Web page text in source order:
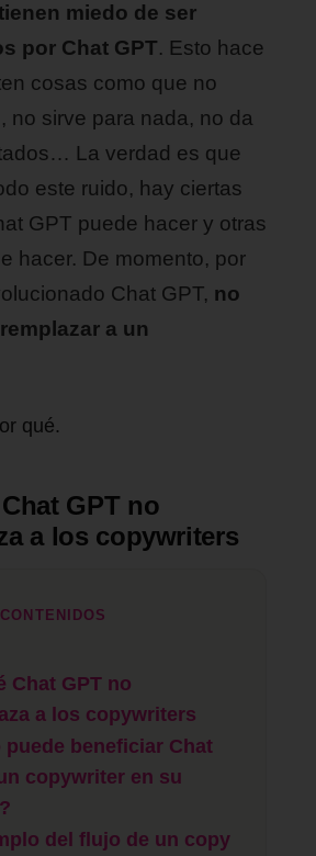
miedo de ser
por Chat GPT. Esto hace
cosas como que no
no sirve para nada, no da
La verdad es que
este ruido, hay ciertas
GPT puede hacer y otras
hacer. De momento, por
Chat GPT, no
a un
qué.
GPT no
a los copywriters
Chat GPT no
a los copywriters
puede beneficiar Chat
copywriter en su
del flujo de un copy